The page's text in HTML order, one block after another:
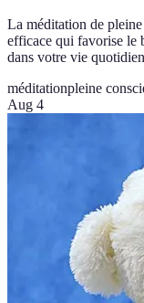
La méditation de
efficace qui favorise le
dans votre vie
méditationpleine
Aug 4